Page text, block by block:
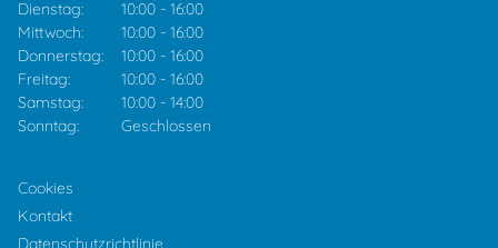
Dienstag:
10:00 - 16:00
Mittwoch:
10:00 - 16:00
Donnerstag:
10:00 - 16:00
Freitag:
10:00 - 16:00
Samstag:
10:00 - 14:00
Sonntag:
Geschlossen
Cookies
Kontakt
Datenschutzrichtlinie